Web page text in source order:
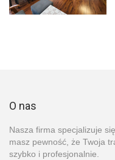
O nas
Nasza firma specjalizuje
masz pewność, że Twoja
szybko i profesjonalnie.